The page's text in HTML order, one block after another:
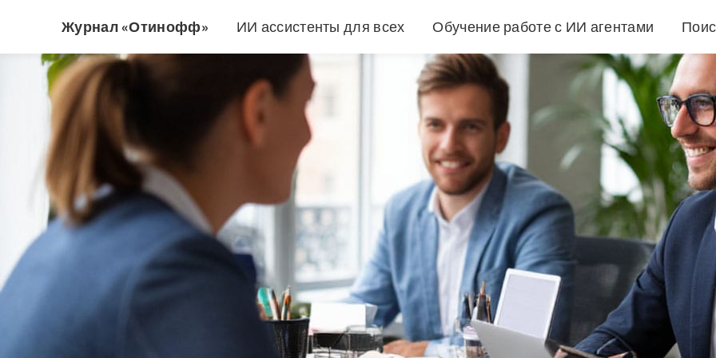
Журнал «Отинофф» ИИ ассистенты для всех Обучение работе с ИИ агентами